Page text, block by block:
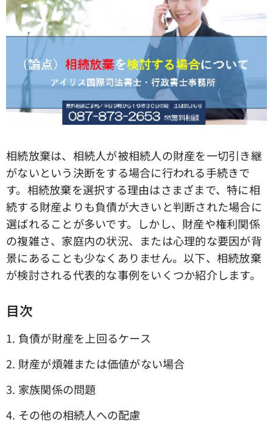
相続放棄は、相続人が被相続人の財産を一切引き継
がないという決断をする場合に行われる手続きで
す。相続放棄を選択する理由はさまざまで、特に相
続する財産よりも負債が大きいと判断された場合に
選ばれることが多いです。しかし、財産や権利関係
の複雑さ、家庭内の状況、または心理的な要因が背
景にあることも少なくありません。以下、相続放棄
が検討される代表的な事例をいくつか紹介します。
目次
1. 負債が財産を上回るケース
2. 財産が煩雑または価値がない場合
3. 家族関係の問題
4. その他の相続人への配慮